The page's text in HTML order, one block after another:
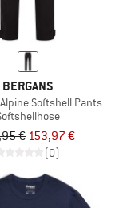
BERGANS
Softshell Pants
€ 153,97 €
(0)